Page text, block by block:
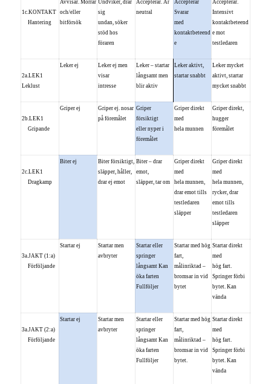
1c.KONTAKT
Hantering
Avvisar. Morrar
och/eller
bitförsök
Undviker, drar
sig
undan, söker
stöd hos
föraren
Accepterar. Är
neutral
Accepterar
Svarar
med
kontaktbeteend
e
Accepterar.
Intensivt
kontaktbeteend
e mot
testledaren
2a.LEK1
Leklust
Leker ej
Leker ej men
visar
intresse
Leker – startar
långsamt men
blir aktiv
Leker aktivt,
startar snabbt
Leker mycket
aktivt, startar
mycket snabbt
2b.LEK1
Gripande
Griper ej
Griper ej. nosar
på föremålet
Griper
försiktigt
eller nyper i
föremålet
Griper direkt
med
hela munnen
Griper direkt,
hugger
föremålet
2c.LEK1
Dragkamp
Biter ej
Biter försiktigt,
släpper, håller,
drar ej emot
Biter – drar
emot,
släpper, tar om
Griper direkt
med
hela munnen,
drar emot tills
testledaren
släpper
Griper direkt
med
hela munnen,
rycker, drar
emot tills
testledaren
släpper
3a.JAKT (1:a)
Förföljande
Startar ej
Startar men
avbryter
Startar eller
springer
långsamt Kan
öka farten
Fullföljer
Startar med hög
fart,
målinriktad –
bromsar in vid
bytet
Startar direkt
med
hög fart.
Springer förbi
bytet. Kan
vända
3a.JAKT (2:a)
Förföljande
Startar ej
Startar men
avbryter
Startar eller
springer
långsamt Kan
öka farten
Fullföljer
Startar med hög
fart,
målinriktad –
bromsar in vid
bytet.
Startar direkt
med
hög fart.
Springer förbi
bytet. Kan
vända